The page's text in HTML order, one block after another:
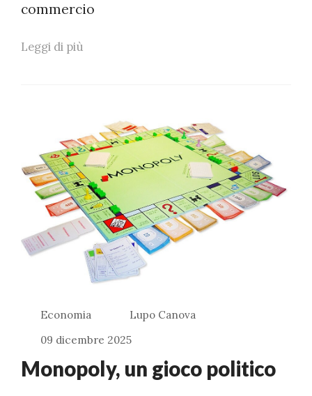
commercio
Leggi di più
Economia
Lupo Canova
09 dicembre 2025
Monopoly, un gioco politico